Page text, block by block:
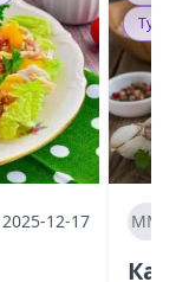
2025-12-17 ММ